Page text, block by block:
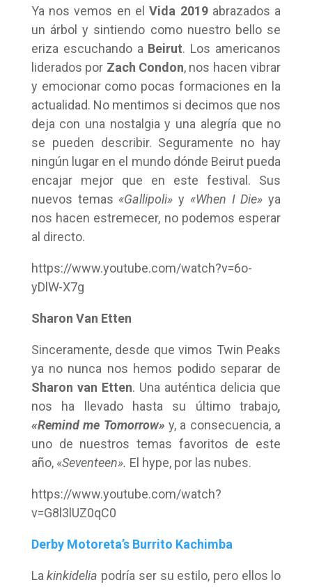
Ya nos vemos en elVida 2019abrazados a
un árbol y sintiendo como nuestro bello se
eriza escuchando a Beirut. Los americanos
liderados por Zach Condon, nos hacen vibrar
y emocionar como pocas formaciones en la
actualidad. No mentimos si decimos que nos
deja con una nostalgia y una alegría que no
se pueden describir. Seguramente no hay
ningún lugar en el mundo dónde Beirut pueda
encajar mejor que en este festival. Sus
nuevos temas «Gallipoli» y «When I Die» ya
nos hacen estremecer, no podemos esperar
al directo.
https://www.youtube.com/watch?v=6o-
yDlW-X7g
Sharon Van Etten
Sinceramente, desde que vimos Twin Peaks
ya no nunca nos hemos podido separar de
Sharon van Etten. Una auténtica delicia que
nos ha llevado hasta su último trabajo,
«Remind me Tomorrow» y, a consecuencia, a
uno de nuestros temas favoritos de este
año, «Seventeen». El hype, por las nubes.
https://www.youtube.com/watch?
v=G8l3lUZ0qC0
Derby Motoreta’s Burrito Kachimba
Lakinkidelia podría ser su estilo, pero ellos lo